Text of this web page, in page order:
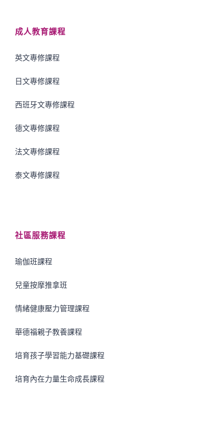
成人教育課程
英文專修課程
日文專修課程
西班牙文專修課程
德文專修課程
法文專修課程
泰文專修課程
社區服務課程
瑜伽班課程
兒童按摩推拿班
情緒健康壓力管理課程
華德福親子教養課程
培育孩子學習能力基礎課程
培育內在力量生命成長課程